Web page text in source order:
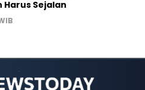
Sejalan